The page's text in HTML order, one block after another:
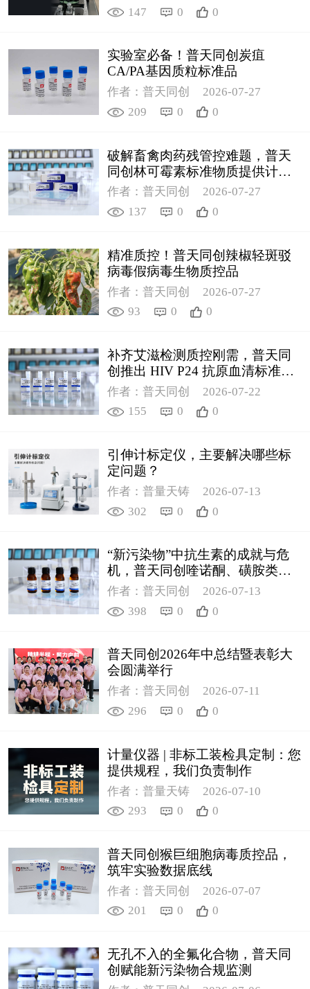
147
0 0
实验室必备！普天同创炭疽
CA/PA基因质粒标准品
作者：普天同创
2026-07-27
209
0 0
破解畜禽肉药残管控难题，普天
同创林可霉素标准物质提供计量
支撑
作者：普天同创
2026-07-27
137
0 0
精准质控！普天同创辣椒轻斑驳
病毒假病毒生物质控品
作者：普天同创
2026-07-27
93
0 0
补齐艾滋检测质控刚需，普天同
创推出 HIV P24 抗原血清标准物
质
作者：普天同创
2026-07-22
155
0 0
引伸计标定仪，主要解决哪些标
定问题？
作者：普量天铸
2026-07-13
302
0 0
“新污染物”中抗生素的成就与危
机，普天同创喹诺酮、磺胺类质
控新品筑牢环境安全防线
作者：普天同创
2026-07-13
398
0 0
普天同创2026年中总结暨表彰大
会圆满举行
作者：普天同创
2026-07-11
296
0 0
计量仪器 | 非标工装检具定制：您
提供规程，我们负责制作
作者：普量天铸
2026-07-10
293
0 0
普天同创猴巨细胞病毒质控品，
筑牢实验数据底线
作者：普天同创
2026-07-07
201
0 0
无孔不入的全氟化合物，普天同
创赋能新污染物合规监测